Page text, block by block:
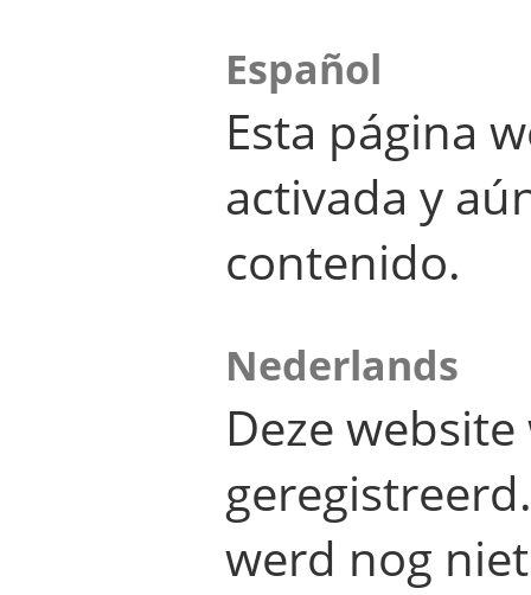
Español
Esta página
activada y
contenido.
Nederlands
Deze
werd nog